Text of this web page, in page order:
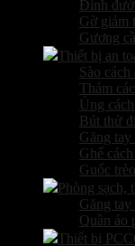
Đinh
Gờ giảm
Gương
Thiết bị an
Sào
Thảm
Ủng
Bút thử
Găng tay
Ghế
Guốc
Phòng sạch,
Găng tay
Quần áo
Thiết bị